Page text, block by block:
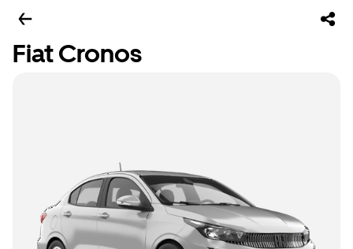
Fiat Cronos